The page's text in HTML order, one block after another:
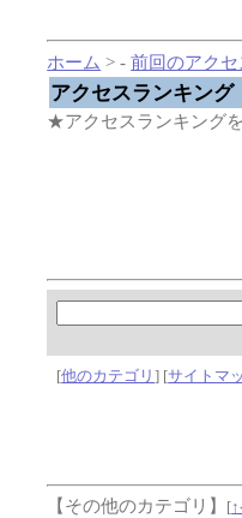
ホーム > -前回のアク
アクセスランキング
★アクセスランキング
[他のカテゴリ] [サイトマ
【その他のカテゴリ】 [